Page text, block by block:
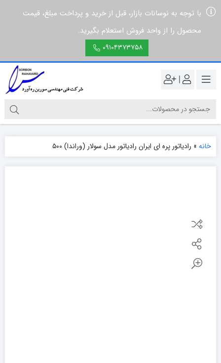
با توجه به نوسانات بازار، قبل از خرید و پرداخت مبلغ، قیمت
محصول را از واحد فروش استعلام بگیرید.
۰۹۱۰۴۳۷۳۷۵۸
|
خانه » رادیاتور پره ای ایران رادیاتور مدل سولار (وراندا) ۵۰۰